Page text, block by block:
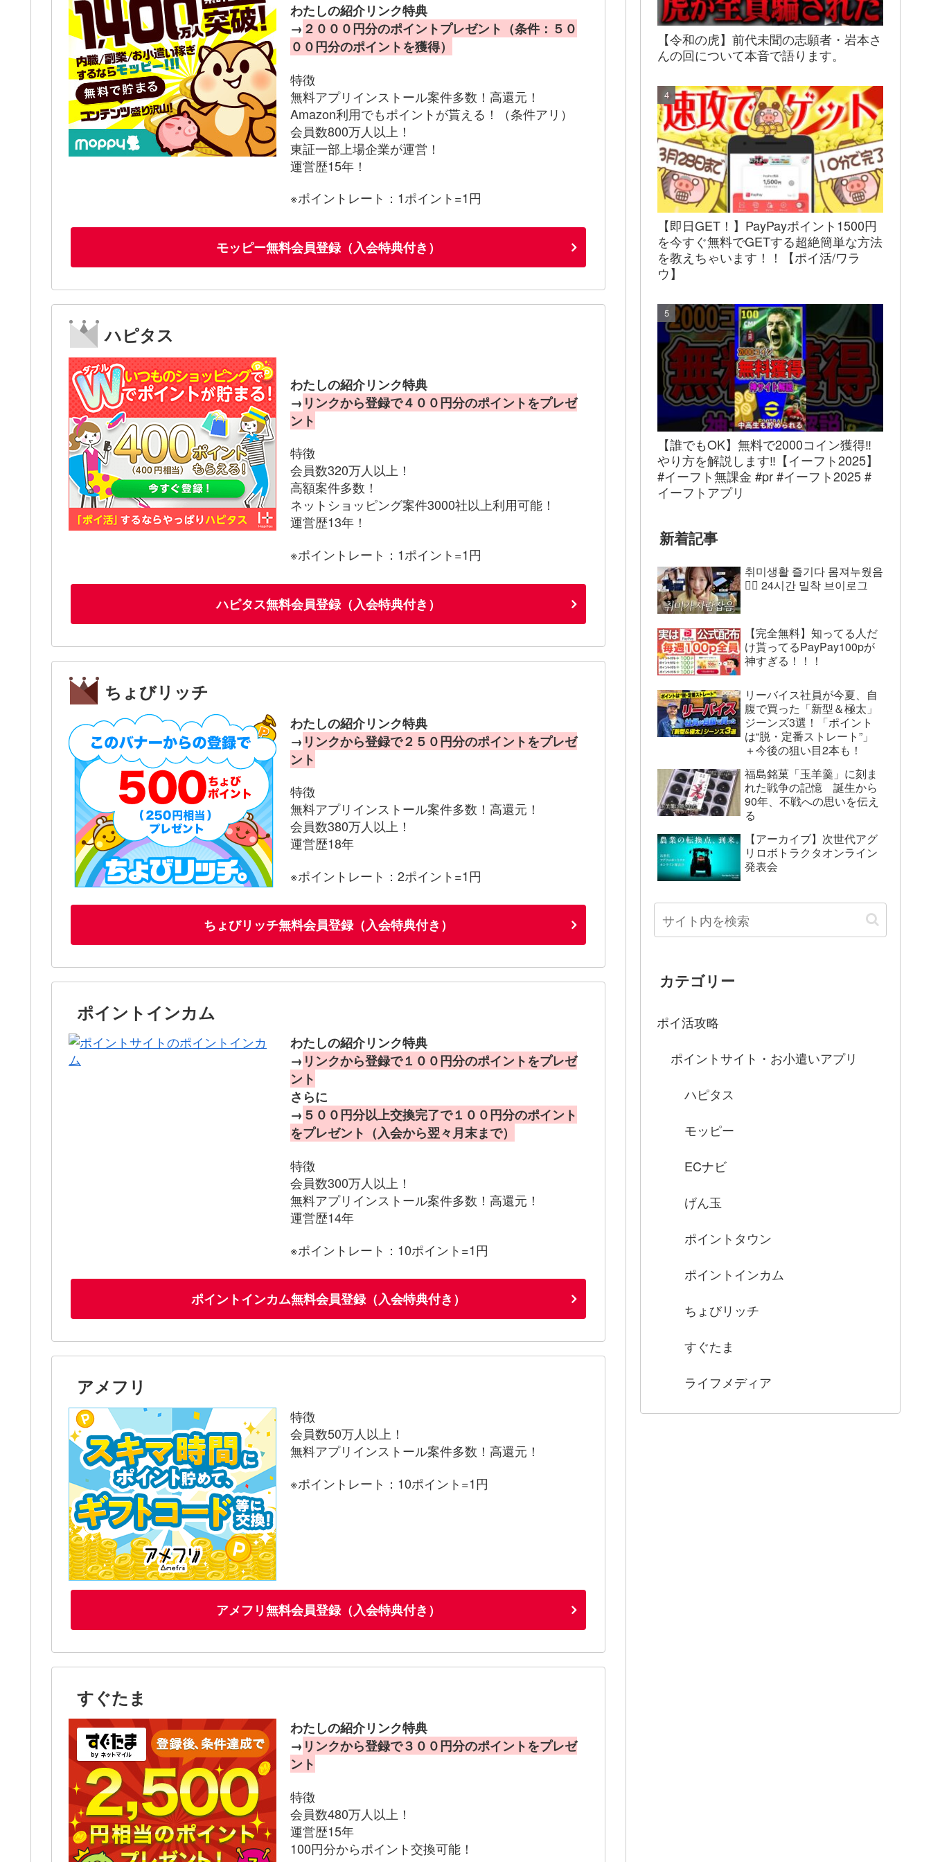
わたしの紹介リンク特典
→ ２０００円分のポイントプレゼント（条件：５０
００円分のポイントを獲得）
特徴
無料アプリインストール案件多数！高還元！
Amazon利用でもポイントが貰える！（条件アリ）
会員数800万人以上！
東証一部上場企業が運営！
運営歴15年！
※ポイントレート：1ポイント=1円
モッピー無料会員登録（入会特典付き）
ハピタス
わたしの紹介リンク特典
→ リンクから登録で４００円分のポイントをプレゼ
ント
特徴
会員数320万人以上！
高額案件多数！
ネットショッピング案件3000社以上利用可能！
運営歴13年！
※ポイントレート：1ポイント=1円
ハピタス無料会員登録（入会特典付き）
ちょびリッチ
わたしの紹介リンク特典
→ リンクから登録で２５０円分のポイントをプレゼ
ント
特徴
無料アプリインストール案件多数！高還元！
会員数380万人以上！
運営歴18年
※ポイントレート：2ポイント=1円
ちょびリッチ無料会員登録（入会特典付き）
ポイントインカム
わたしの紹介リンク特典
→ リンクから登録で１００円分のポイントをプレゼ
ント
さらに
→ ５００円分以上交換完了で１００円分のポイント
をプレゼント（入会から翌々月末まで）
特徴
会員数300万人以上！
無料アプリインストール案件多数！高還元！
運営歴14年
※ポイントレート：10ポイント=1円
ポイントインカム無料会員登録（入会特典付き）
アメフリ
特徴
会員数50万人以上！
無料アプリインストール案件多数！高還元！
※ポイントレート：10ポイント=1円
アメフリ無料会員登録（入会特典付き）
すぐたま
わたしの紹介リンク特典
→ リンクから登録で３００円分のポイントをプレゼ
ント
特徴
会員数480万人以上！
運営歴15年
100円分からポイント交換可能！
【令和の虎】前代未聞の志願者・岩本さ
んの回について本音で語ります。
【即日GET！】PayPayポイント1500円
を今すぐ無料でGETする超絶簡単な方法
を教えちゃいます！！【ポイ活/ワラ
ウ】
【誰でもOK】無料で2000コイン獲得‼︎
やり方を解説します‼︎【イーフト2025】
#イーフト無課金 #pr #イーフト2025 #
イーフトアプリ
新着記事
취미생활 즐기다 몸져누웠음
😵‍💫 24시간 밀착 브이로그
【完全無料】知ってる人だ
け貰ってるPayPay100pが
神すぎる！！！
リーバイス社員が今夏、自
腹で買った「新型＆極太」
ジーンズ3選！「ポイント
は“脱・定番ストレート”」
＋今後の狙い目2本も！
福島銘菓「玉羊羹」に刻ま
れた戦争の記憶 誕生から
90年、不戦への思いを伝え
る
【アーカイブ】次世代アグ
リロボトラクタオンライン
発表会
カテゴリー
ポイ活攻略
ポイントサイト・お小遣いアプリ
ハピタス
モッピー
ECナビ
げん玉
ポイントタウン
ポイントインカム
ちょびリッチ
すぐたま
ライフメディア